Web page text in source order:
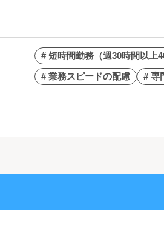
# 短時間勤務（週30時間以上
# 業務スピードの配慮
# 専